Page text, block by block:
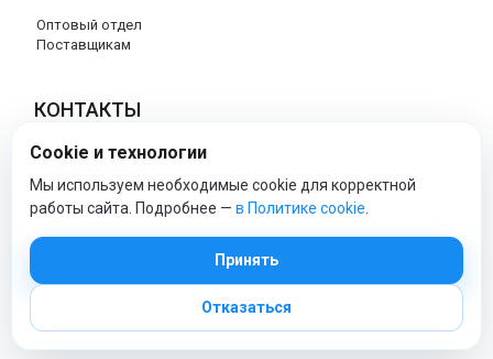
Оптовый отдел
Поставщикам
КОНТАКТЫ
8 (800) 707-76-34
info@esspero-market.ru
© 2026 Esspero-market.ru
Политика обработки персональных данных
| Политика cookie
Cookie и технологии
Мы используем необходимые cookie для корректной
работы сайта. Подробнее — в Политике cookie
Принять
Отказаться